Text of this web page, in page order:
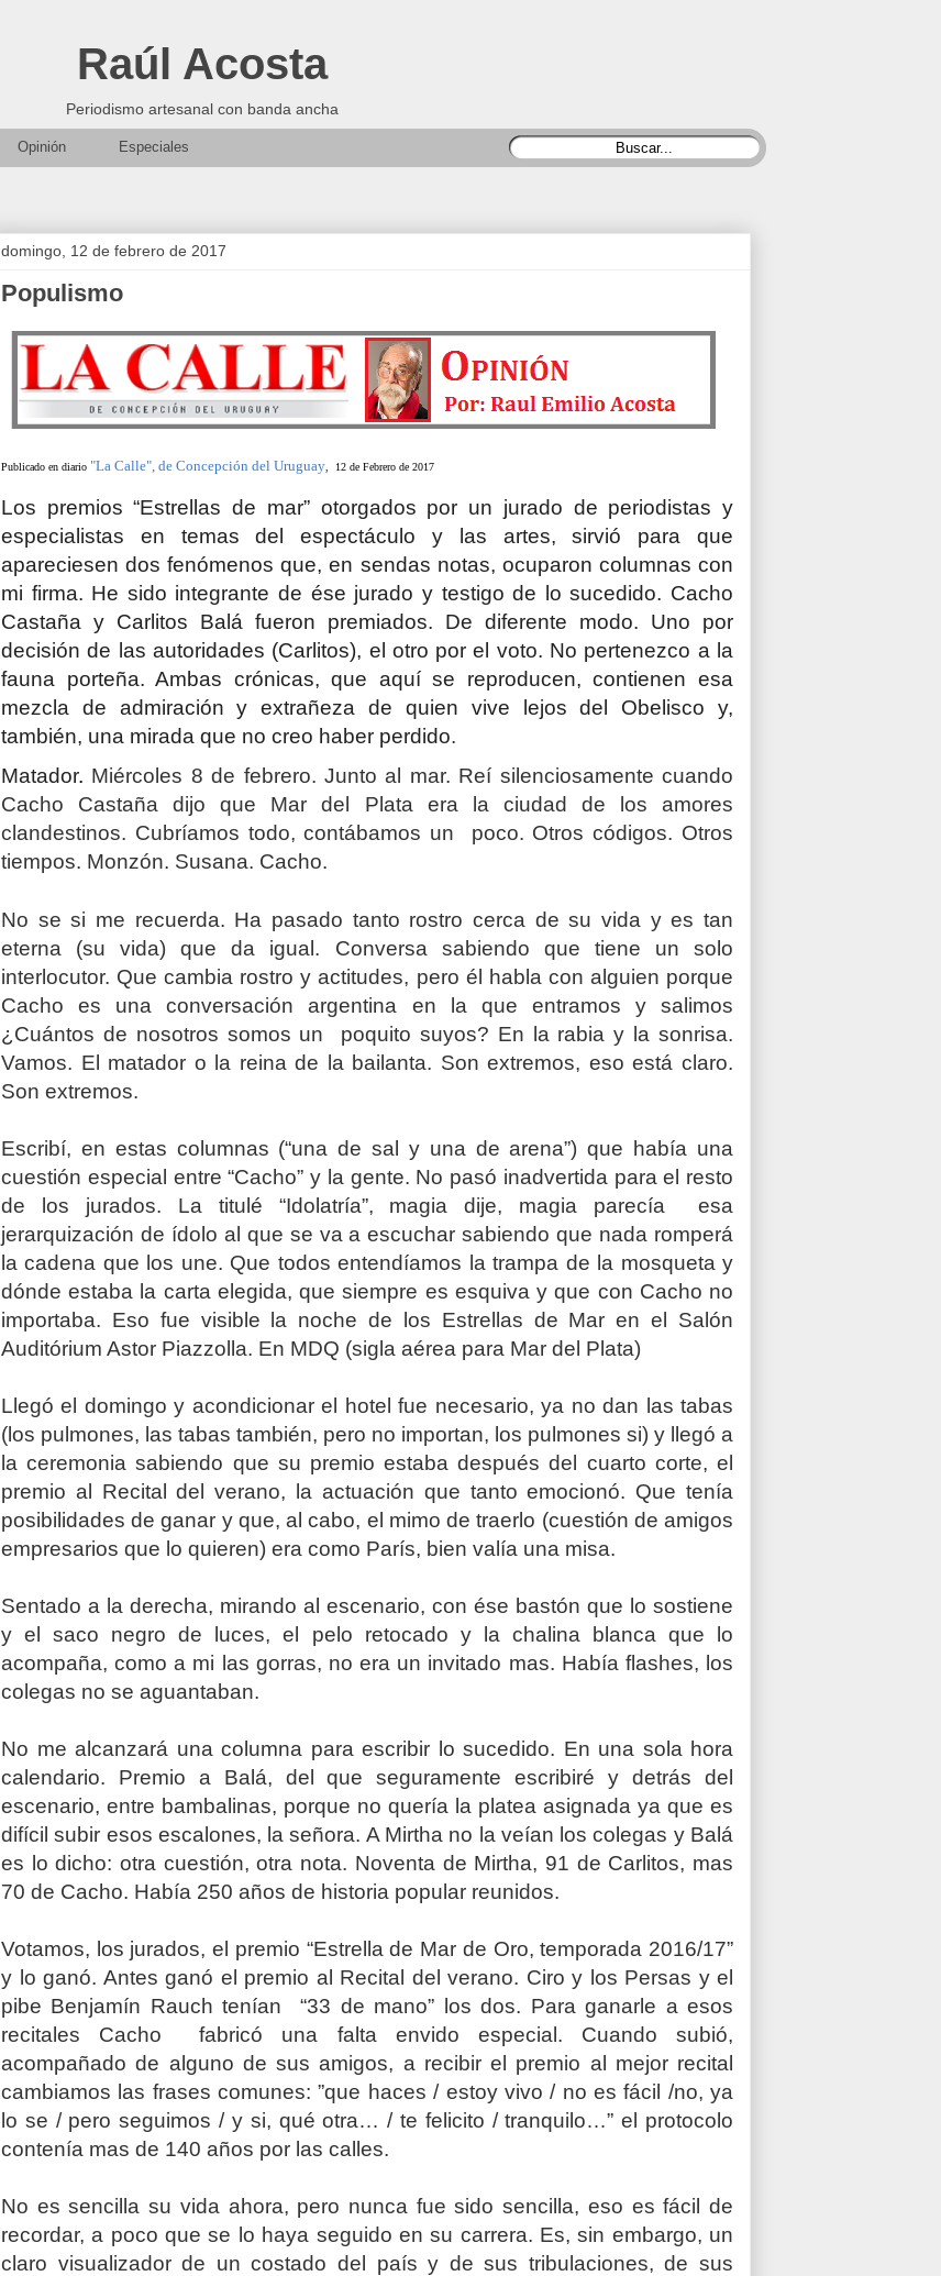
Raúl Acosta
Periodismo artesanal con banda ancha
Opinión Especiales
domingo, 12 de febrero de 2017
Populismo
Publicado en diario "La Calle", de Concepción del Uruguay , 12 de Febrero de 2017
Los premios “Estrellas de mar” otorgados por un jurado de periodistas y
especialistas en temas del espectáculo y las artes, sirvió para que
apareciesen dos fenómenos que, en sendas notas, ocuparon columnas con
mi firma. He sido integrante de ése jurado y testigo de lo sucedido. Cacho
Castaña y Carlitos Balá fueron premiados. De diferente modo. Uno por
decisión de las autoridades (Carlitos), el otro por el voto. No pertenezco a la
fauna porteña. Ambas crónicas, que aquí se reproducen, contienen esa
mezcla de admiración y extrañeza de quien vive lejos del Obelisco y,
también, una mirada que no creo haber perdido.
Matador. Miércoles 8 de febrero. Junto al mar. Reí silenciosamente cuando
Cacho Castaña dijo que Mar del Plata era la ciudad de los amores
clandestinos. Cubríamos todo, contábamos un poco. Otros códigos. Otros
tiempos. Monzón. Susana. Cacho.
No se si me recuerda. Ha pasado tanto rostro cerca de su vida y es tan
eterna (su vida) que da igual. Conversa sabiendo que tiene un solo
interlocutor. Que cambia rostro y actitudes, pero él habla con alguien porque
Cacho es una conversación argentina en la que entramos y salimos
¿Cuántos de nosotros somos un poquito suyos? En la rabia y la sonrisa.
Vamos. El matador o la reina de la bailanta. Son extremos, eso está claro.
Son extremos.
Escribí, en estas columnas (“una de sal y una de arena”) que había una
cuestión especial entre “Cacho” y la gente. No pasó inadvertida para el resto
de los jurados. La titulé “Idolatría”, magia dije, magia parecía esa
jerarquización de ídolo al que se va a escuchar sabiendo que nada romperá
la cadena que los une. Que todos entendíamos la trampa de la mosqueta y
dónde estaba la carta elegida, que siempre es esquiva y que con Cacho no
importaba. Eso fue visible la noche de los Estrellas de Mar en el Salón
Auditórium Astor Piazzolla. En MDQ (sigla aérea para Mar del Plata)
Llegó el domingo y acondicionar el hotel fue necesario, ya no dan las tabas
(los pulmones, las tabas también, pero no importan, los pulmones si) y llegó a
la ceremonia sabiendo que su premio estaba después del cuarto corte, el
premio al Recital del verano, la actuación que tanto emocionó. Que tenía
posibilidades de ganar y que, al cabo, el mimo de traerlo (cuestión de amigos
empresarios que lo quieren) era como París, bien valía una misa.
Sentado a la derecha, mirando al escenario, con ése bastón que lo sostiene
y el saco negro de luces, el pelo retocado y la chalina blanca que lo
acompaña, como a mi las gorras, no era un invitado mas. Había flashes, los
colegas no se aguantaban.
No me alcanzará una columna para escribir lo sucedido. En una sola hora
calendario. Premio a Balá, del que seguramente escribiré y detrás del
escenario, entre bambalinas, porque no quería la platea asignada ya que es
difícil subir esos escalones, la señora. A Mirtha no la veían los colegas y Balá
es lo dicho: otra cuestión, otra nota. Noventa de Mirtha, 91 de Carlitos, mas
70 de Cacho. Había 250 años de historia popular reunidos.
Votamos, los jurados, el premio “Estrella de Mar de Oro, temporada 2016/17”
y lo ganó. Antes ganó el premio al Recital del verano. Ciro y los Persas y el
pibe Benjamín Rauch tenían “33 de mano” los dos. Para ganarle a esos
recitales Cacho fabricó una falta envido especial. Cuando subió,
acompañado de alguno de sus amigos, a recibir el premio al mejor recital
cambiamos las frases comunes: ”que haces / estoy vivo / no es fácil /no, ya
lo se / pero seguimos / y si, qué otra… / te felicito / tranquilo…” el protocolo
contenía mas de 140 años por las calles.
No es sencilla su vida ahora, pero nunca fue sido sencilla, eso es fácil de
recordar, a poco que se lo haya seguido en su carrera. Es, sin embargo, un
claro visualizador de un costado del país y de sus tribulaciones, de sus